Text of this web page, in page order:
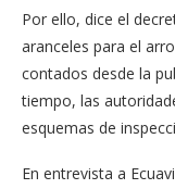
Por ello, dice el
aranceles para el
contados desde la
tiempo, las
esquemas de
En entrevista a